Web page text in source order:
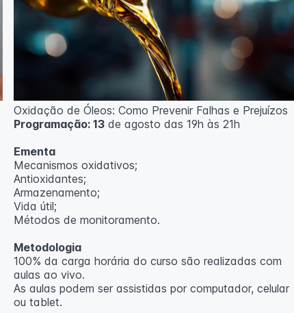
Oxidação de Óleos: Como Prevenir Falhas e Prejuízos
Programação: 13de agosto das 19h às 21h
Ementa
Mecanismos oxidativos;
Antioxidantes;
Armazenamento;
Vida útil;
Métodos de monitoramento.
Metodologia
100% da carga horária do curso são realizadas com
aulas ao vivo.
As aulas podem ser assistidas por computador, celular
ou tablet.